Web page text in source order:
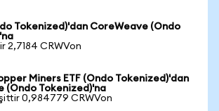
Tokenized)'dan CoreWeave (Ondo
2,7184 CRWVon
Miners ETF (Ondo Tokenized)'dan
(Ondo Tokenized)'na
0,984779 CRWVon